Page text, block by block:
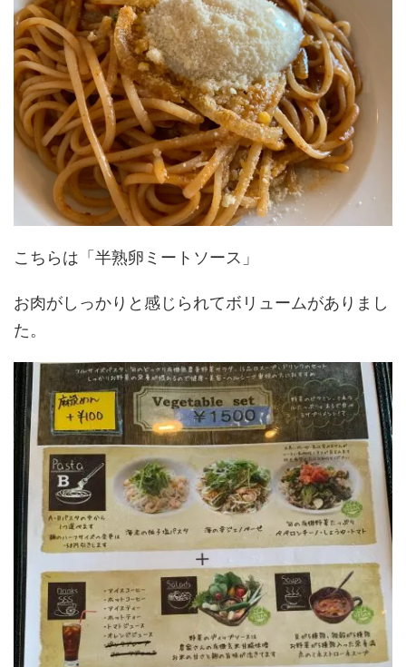
こちらは「半熟卵ミートソース」
お肉がしっかりと感じられてボリュームがありまし
た。